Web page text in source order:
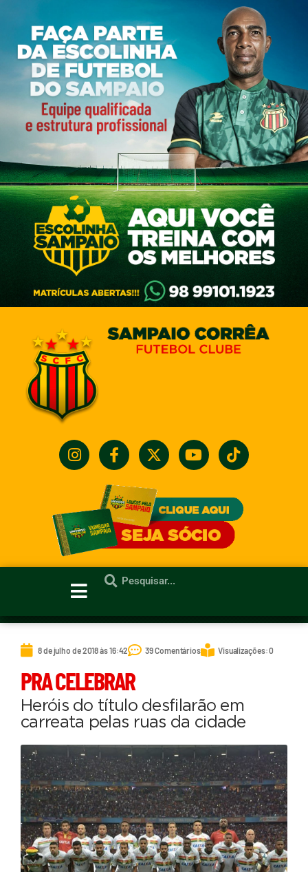
8 de julho de 2018 às 16:42 39 Comentários Visualizações: 0
PRA CELEBRAR
Heróis do título desfilarão em
carreata pelas ruas da cidade